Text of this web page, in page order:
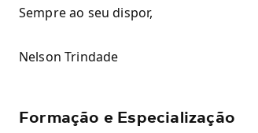
Sempre ao seu dispor,
Nelson Trindade
Formação e Especialização